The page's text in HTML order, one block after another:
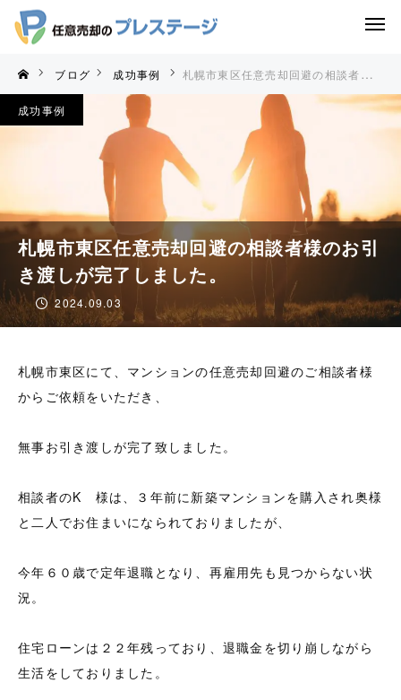
ブログ 成功事例 札幌市東区任意売却回避の相談者様のお引き渡しが完了しました。
札幌市東区任意売却回避の相談者様のお引
き渡しが完了しました。
2024.09.03
成功事例
札幌市東区にて、マンションの任意売却回避のご相談者様
からご依頼をいただき、
無事お引き渡しが完了致しました。
相談者のK 様は、３年前に新築マンションを購入され奥様
と二人でお住まいになられておりましたが、
今年６０歳で定年退職となり、再雇用先も見つからない状
況。
住宅ローンは２２年残っており、退職金を切り崩しながら
生活をしておりました。